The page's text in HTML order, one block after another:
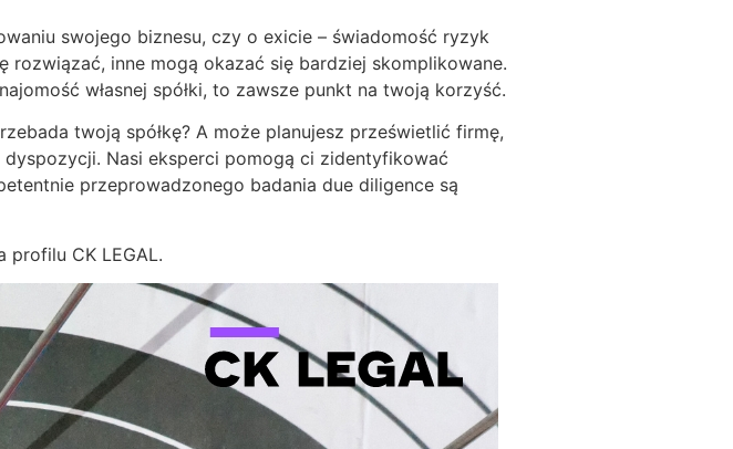
swojego biznesu, czy o exicie – świadomość ryzyk
inne mogą okazać się bardziej skomplikowane.
własnej spółki, to zawsze punkt na twoją korzyść.
twoją spółkę? A może planujesz prześwietlić firmę,
Nasi eksperci pomogą ci zidentyfikować
przeprowadzonego badania due diligence są
profilu CK LEGAL.